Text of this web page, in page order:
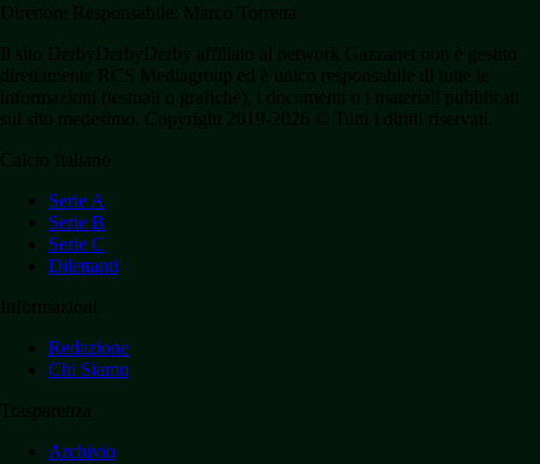
Serie A
Serie B
Serie C
Dilettanti
Redazione
Chi Siamo
Archivio